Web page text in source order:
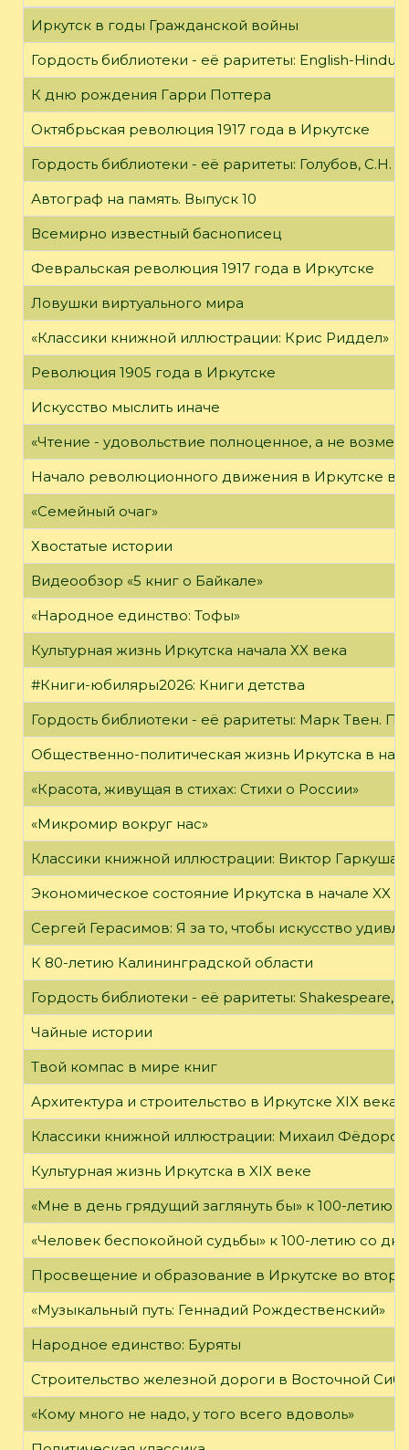
Иркутск в годы Гражданской войны
Гордость библиотеки - её раритеты: English-
К дню рождения Гарри Поттера
Октябрьская революция 1917 года в Иркутске
Гордость библиотеки - её раритеты: Голубов, С.Н.
Автограф на память. Выпуск 10
Всемирно известный баснописец
Февральская революция 1917 года в Иркутске
Ловушки виртуального мира
«Классики книжной иллюстрации: Крис Риддел»
Революция 1905 года в Иркутске
Искусство мыслить иначе
«Чтение - удовольствие полноценное, а не
Начало революционного движения в Иркутске в
«Семейный очаг»
Хвостатые истории
Видеообзор «5 книг о Байкале»
«Народное единство: Тофы»
Культурная жизнь Иркутска начала XX века
#Книги-юбиляры2026: Книги детства
Гордость библиотеки - её раритеты: Марк Твен.
Общественно-политическая жизнь Иркутска в
«Красота, живущая в стихах: Стихи о России»
«Микромир вокруг нас»
Классики книжной иллюстрации: Виктор Гаркуша
Экономическое состояние Иркутска в начале XX
Сергей Герасимов: Я за то, чтобы искусство
К 80-летию Калининградской области
Гордость библиотеки - её раритеты: Shakespeare,
Чайные истории
Твой компас в мире книг
Архитектура и строительство в Иркутске XIX века
Классики книжной иллюстрации: Михаил Фёдоров
Культурная жизнь Иркутска в XIX веке
«Мне в день грядущий заглянуть бы» к 100-летию
«Человек беспокойной судьбы» к 100-летию со
Просвещение и образование в Иркутске во
«Музыкальный путь: Геннадий Рождественский»
Народное единство: Буряты
Строительство железной дороги в Восточной
«Кому много не надо, у того всего вдоволь»